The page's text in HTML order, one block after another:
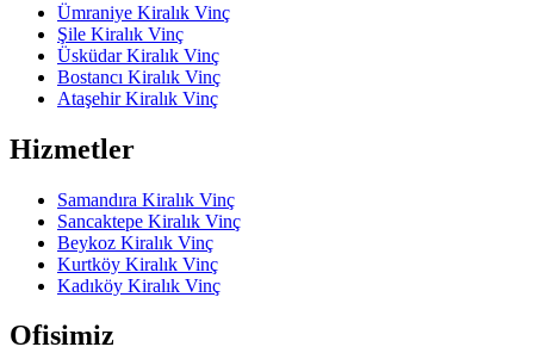
Ümraniye Kiralık Vinç
Şile Kiralık Vinç
Üsküdar Kiralık Vinç
Bostancı Kiralık Vinç
Ataşehir Kiralık Vinç
Hizmetler
Samandıra Kiralık Vinç
Sancaktepe Kiralık Vinç
Beykoz Kiralık Vinç
Kurtköy Kiralık Vinç
Kadıköy Kiralık Vinç
Ofisimiz